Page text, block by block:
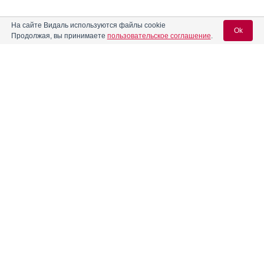
На сайте Видаль используются файлы cookie
Продолжая, вы принимаете пользовательское соглашение.
Ok